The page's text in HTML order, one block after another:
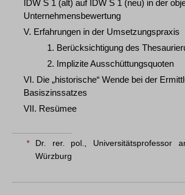
IDW S 1 (alt) auf IDW S 1 (neu) in der
Unternehmensbewertung
V. Erfahrungen in der Umsetzungspraxis
1. Berücksichtigung des
2. Implizite Ausschüttungsquoten
VI. Die „historische“ Wende bei der
Basiszinssatzes
VII. Resümee
*
Dr. rer. pol., Universitätsprofessor
Würzburg